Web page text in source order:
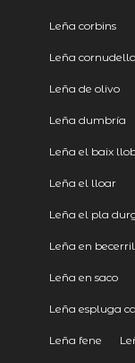
Leña corbins
Leña
Leña de olivo
Leña dumbría
Leña el baix
Leña el lloar
Leña el pla
Leña en
Leña en saco
Leña espluga
Leña fene